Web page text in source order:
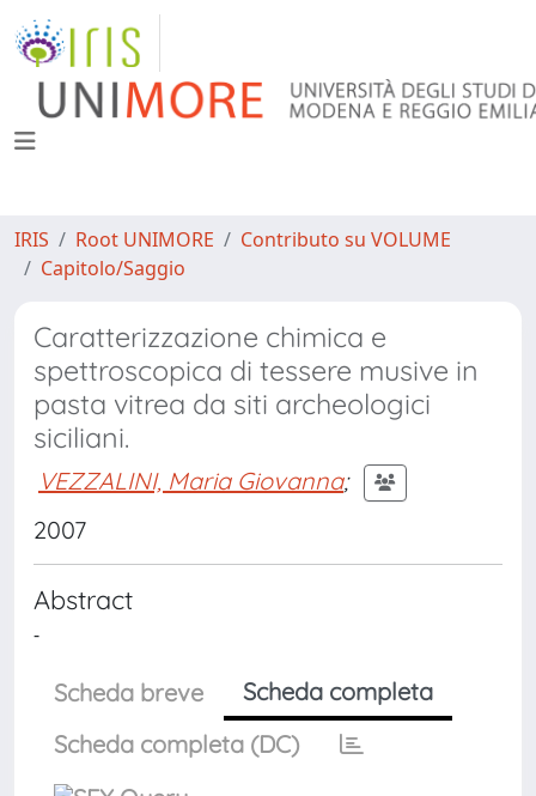
IRIS Root UNIMORE
Contributo su VOLUME
Capitolo/Saggio
Caratterizzazione chimica e
spettroscopica di tessere musive in
pasta vitrea da siti archeologici
siciliani.
VEZZALINI, Maria Giovanna;
2007
Abstract
-
Scheda breve
Scheda completa
Scheda completa (DC)